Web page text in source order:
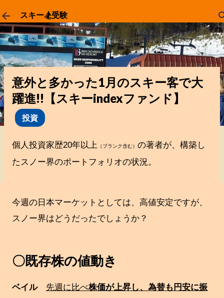
スキップしてメイン コンテンツに移動
スキー🏂受験
意外と多かった1月のスキー客で大
躍進!!【スキーindexファンド】
投資
個人投資家歴20年以上 （ブランク含む） の著者が、構築し
たスノー界のポートフォリオの状況。
今週の日本マーケットとしては、高値安定ですが、
スノー界はどうだったでしょうか？
〇既存株の値動き
ベイル 先週に比べ株価が上昇し、為替も円安に振